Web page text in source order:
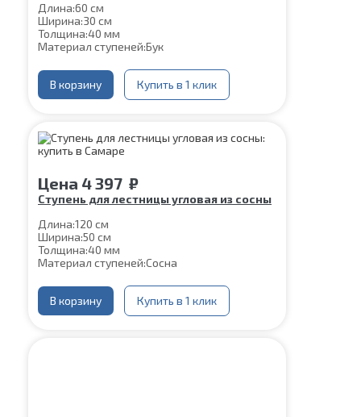
Длина:60 см
Ширина:30 см
Толщина:40 мм
Материал ступеней:Бук
В корзину Купить в 1 клик
Цена 4 397 ₽
Ступень для лестницы угловая из сосны
Длина:120 см
Ширина:50 см
Толщина:40 мм
Материал ступеней:Сосна
В корзину Купить в 1 клик